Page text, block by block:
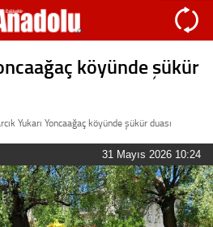
köyünde şükür
Yukarı Yoncaağaç köyünde şükür duası
31 Mayıs 2026 10:24